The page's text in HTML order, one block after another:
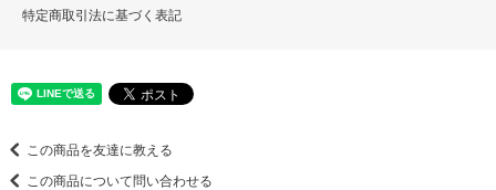
特定商取引法に基づく表記
この商品を友達に教える
この商品について問い合わせる